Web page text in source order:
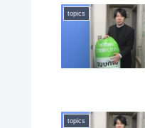
topics
topics